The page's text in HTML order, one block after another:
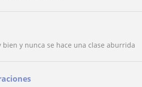
bien y nunca se hace una clase aburrida